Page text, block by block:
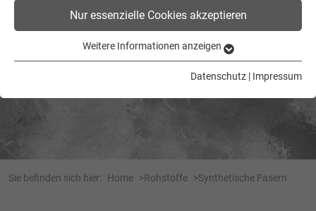
Sie befinden sich hier: Home Rohstoffe Synthetische Fasern
Nur essenzielle Cookies akzeptieren
Essenzielle Cookies werden für grundlegende Funktionen der
Webseite einwandfrei funktioniert.
Anbieter
Tracking
Weitere Informationen anzeigen
Datenschutz | Impressum